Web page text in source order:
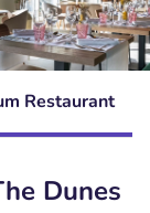
Restaurant
Dunes